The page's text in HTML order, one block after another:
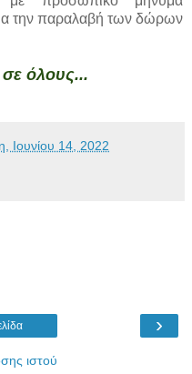
την παραλαβή των δώρων
σε όλους...
Ιουνίου 14, 2022
›
ιστού